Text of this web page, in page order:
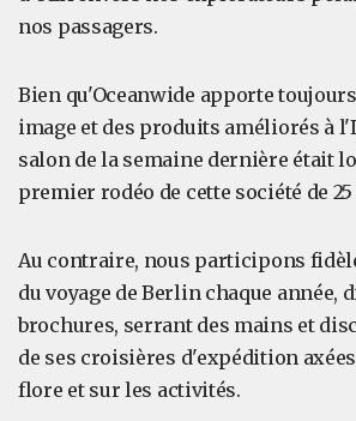
nos passagers.
Bien qu'Oceanwide apporte
image et des produits améliorés à
salon de la semaine dernière était
premier rodéo de cette société de 25
Au contraire, nous participons
du voyage de Berlin chaque année,
brochures, serrant des mains et
de ses croisières d'expédition
flore et sur les activités.